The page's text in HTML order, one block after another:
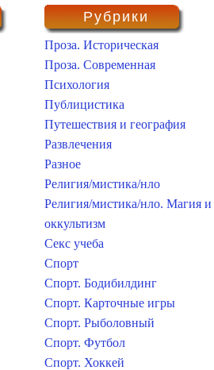
Рубрики
Проза. Историческая
Проза. Современная
Психология
Публицистика
Путешествия и география
Развлечения
Разное
Религия/мистика/нло
Религия/мистика/нло. Магия и
оккультизм
Секс учеба
Спорт
Спорт. Бодибилдинг
Спорт. Карточные игры
Спорт. Рыболовный
Спорт. Футбол
Спорт. Хоккей